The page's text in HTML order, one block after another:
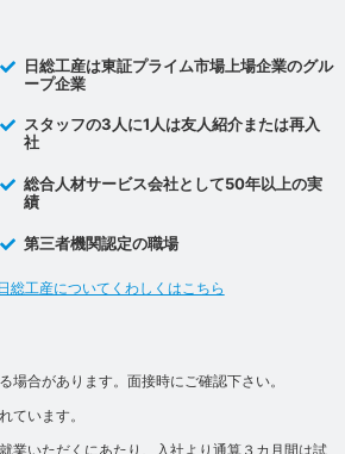
日総工産は東証プライム市場上場企業のグル
ープ企業
スタッフの3人に1人は友人紹介または再入
社
総合人材サービス会社として50年以上の実
績
第三者機関認定の職場
日総工産についてくわしくはこちら
場合があります。面接時にご確認下さい。
ています。
業いただくにあたり、入社より通算３カ月間は試